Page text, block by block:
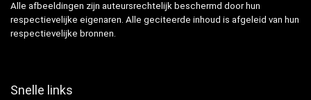
Alle afbeeldingen zijn auteursrechtelijk beschermd door hun
respectievelijke eigenaren. Alle geciteerde inhoud is afgeleid van hun
respectievelijke bronnen.
Snelle links